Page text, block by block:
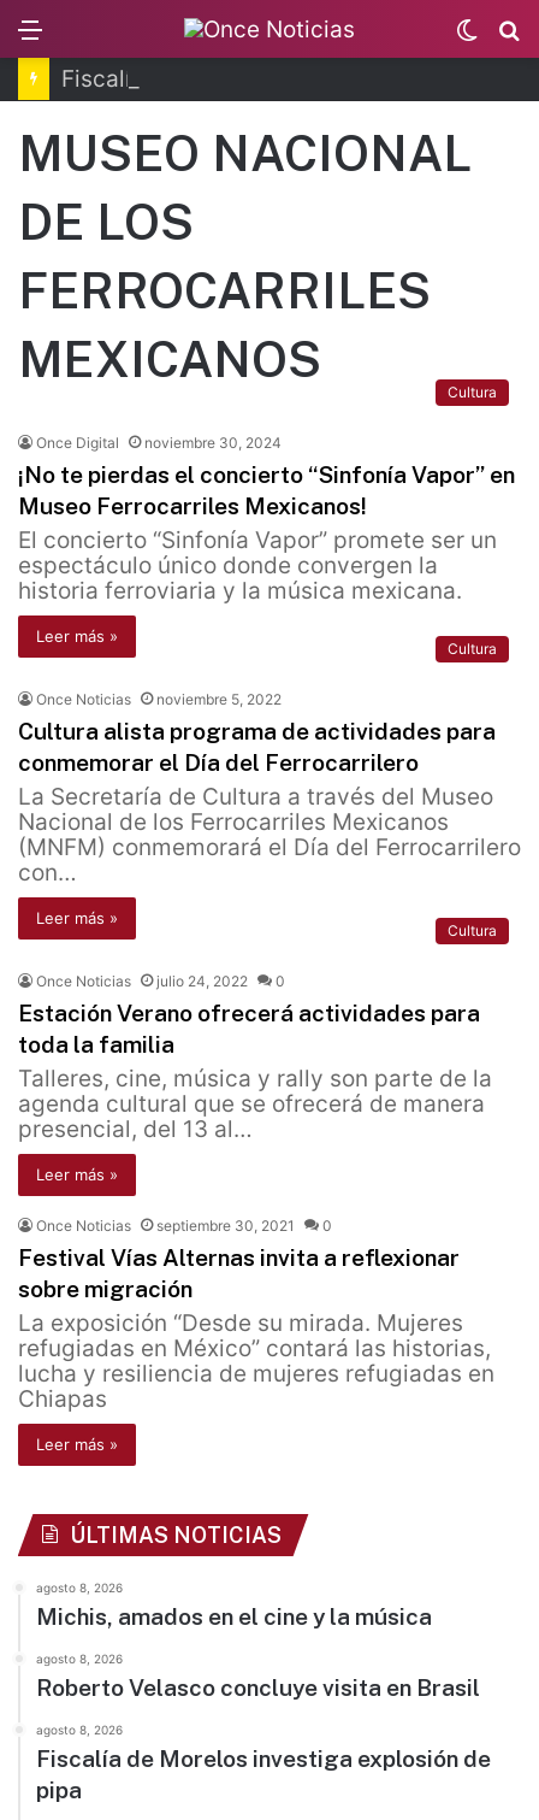
Switch
skin
MUSEO NACIONAL
DE LOS
FERROCARRILES
MEXICANOS
Cultura
Once Digital noviembre 30, 2024
¡No te pierdas el concierto “Sinfonía Vapor” en
Museo Ferrocarriles Mexicanos!
El concierto “Sinfonía Vapor” promete ser un
espectáculo único donde convergen la
historia ferroviaria y la música mexicana.
Leer más »
Cultura
Once Noticias noviembre 5, 2022
Cultura alista programa de actividades para
conmemorar el Día del Ferrocarrilero
La Secretaría de Cultura a través del Museo
Nacional de los Ferrocarriles Mexicanos
(MNFM) conmemorará el Día del Ferrocarrilero
con…
Leer más »
Cultura
Once Noticias julio 24, 2022 0
Estación Verano ofrecerá actividades para
toda la familia
Talleres, cine, música y rally son parte de la
agenda cultural que se ofrecerá de manera
presencial, del 13 al…
Leer más »
Once Noticias septiembre 30, 2021 0
Festival Vías Alternas invita a reflexionar
sobre migración
La exposición “Desde su mirada. Mujeres
refugiadas en México” contará las historias,
lucha y resiliencia de mujeres refugiadas en
Chiapas
Leer más »
ÚLTIMAS NOTICIAS
agosto 8, 2026
Michis, amados en el cine y la música
agosto 8, 2026
Roberto Velasco concluye visita en Brasil
agosto 8, 2026
Fiscalía de Morelos investiga explosión de
pipa